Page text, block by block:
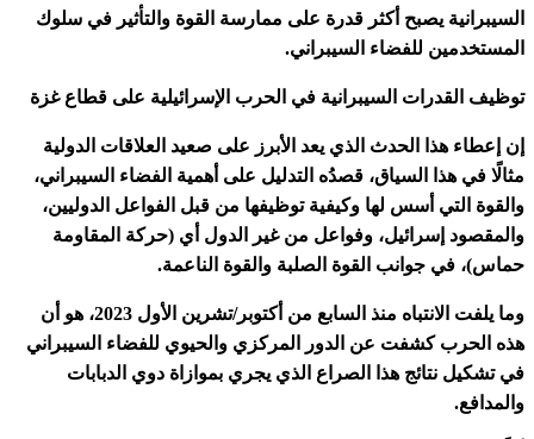
السيبرانية يصبح أكثر قدرة على ممارسة القوة والتأثير في سلوك
المستخدمين للفضاء السيبراني.
توظيف القدرات السيبرانية في الحرب الإسرائيلية على قطاع غزة
إن إعطاء هذا الحدث الذي يعد الأبرز على صعيد العلاقات الدولية
مثالًا في هذا السياق، قصدُه التدليل على أهمية الفضاء السيبراني،
والقوة التي أسس لها وكيفية توظيفها من قبل الفواعل الدوليين،
والمقصود إسرائيل، وفواعل من غير الدول أي (حركة المقاومة
حماس)، في جوانب القوة الصلبة والقوة الناعمة.
وما يلفت الانتباه منذ السابع من أكتوبر/تشرين الأول 2023، هو أن
هذه الحرب كشفت عن الدور المركزي والحيوي للفضاء السيبراني
في تشكيل نتائج هذا الصراع الذي يجري بموازاة دوي الدبابات
والمدافع.